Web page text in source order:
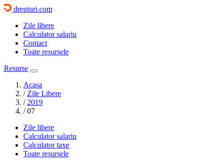
drepturi.com
Zile libere
Calculator salariu
Contact
Toate resursele
Resurse
Acasa
/ Zile Libere
/ 2019
/ 07
Zile libere
Calculator salariu
Calculator taxe
Toate resursele